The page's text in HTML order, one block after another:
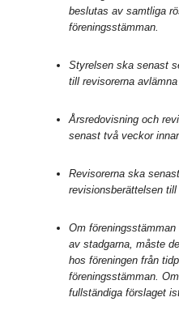
beslutas av samtliga
föreningsstämman.
Styrelsen ska senast
till revisorerna
Årsredovisning och
senast två veckor
Revisorerna ska
revisionsberättelsen
Om
av stadgarna, måste
hos föreningen från
föreningsstämman.
fullständiga förslaget